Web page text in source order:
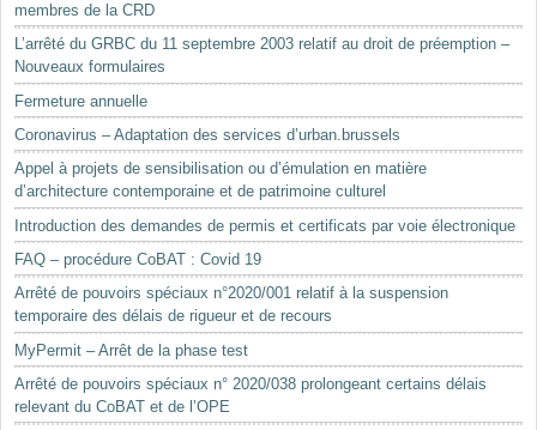
membres de la CRD
L’arrêté du GRBC du 11 septembre 2003 relatif au droit de préemption –
Nouveaux formulaires
Fermeture annuelle
Coronavirus – Adaptation des services d’urban.brussels
Appel à projets de sensibilisation ou d’émulation en matière
d’architecture contemporaine et de patrimoine culturel
Introduction des demandes de permis et certificats par voie électronique
FAQ – procédure CoBAT : Covid 19
Arrêté de pouvoirs spéciaux n°2020/001 relatif à la suspension
temporaire des délais de rigueur et de recours
MyPermit – Arrêt de la phase test
Arrêté de pouvoirs spéciaux n° 2020/038 prolongeant certains délais
relevant du CoBAT et de l’OPE